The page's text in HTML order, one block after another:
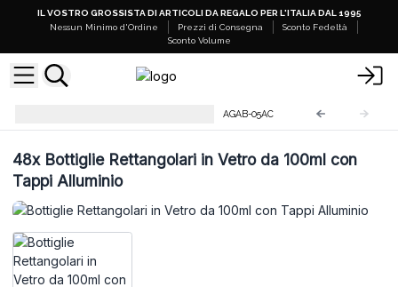
IL VOSTRO GROSSISTA DI ARTICOLI DA REGALO PER L'ITALIA DAL 1995
Nessun Minimo d'Ordine
Prezzi di Consegna
Sconto Fedeltà
Sconto Volume
AGAB-05AC
48xBottiglie Rettangolari in Vetro da 100ml con
Tappi Alluminio